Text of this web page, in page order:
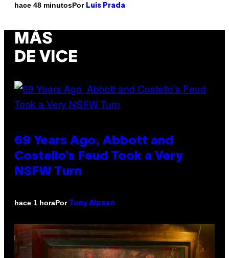
hace 48 minutosPor Luis Prada
MÁS
DE VICE
69 Years Ago, Abbott and
Costello’s Feud Took a Very
NSFW Turn
hace 1 horaPor Tony Alpsen